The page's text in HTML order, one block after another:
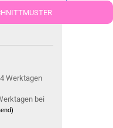
bei